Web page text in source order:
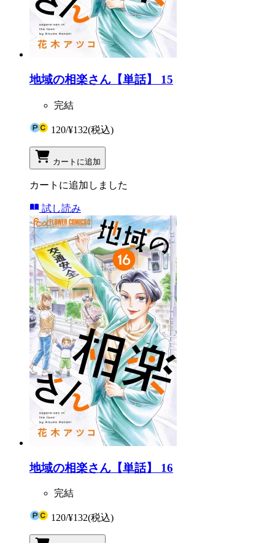
地域の相楽さん【単話】 15
完結
120/¥132(税込)
カートに追加
カートに追加しました
試し読み
地域の相楽さん【単話】 16
完結
120/¥132(税込)